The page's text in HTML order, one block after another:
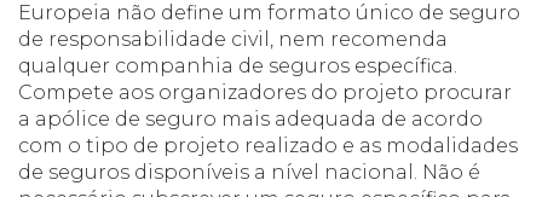
Europeia não define um formato único de seguro
de responsabilidade civil, nem recomenda
qualquer companhia de seguros específica.
Compete aos organizadores do projeto procurar
a apólice de seguro mais adequada de acordo
com o tipo de projeto realizado e as modalidades
de seguros disponíveis a nível nacional. Não é